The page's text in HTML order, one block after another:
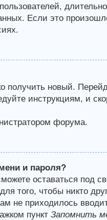
Если это
получить новый.
инструкциям, и
форума.
и пароля?
оставаться под
того, чтобы никто
не приходилось
пункт Запомнить